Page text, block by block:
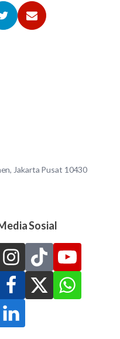
Jakarta Pusat 10430
Sosial